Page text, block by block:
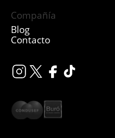
Compañía
Blog
Contacto